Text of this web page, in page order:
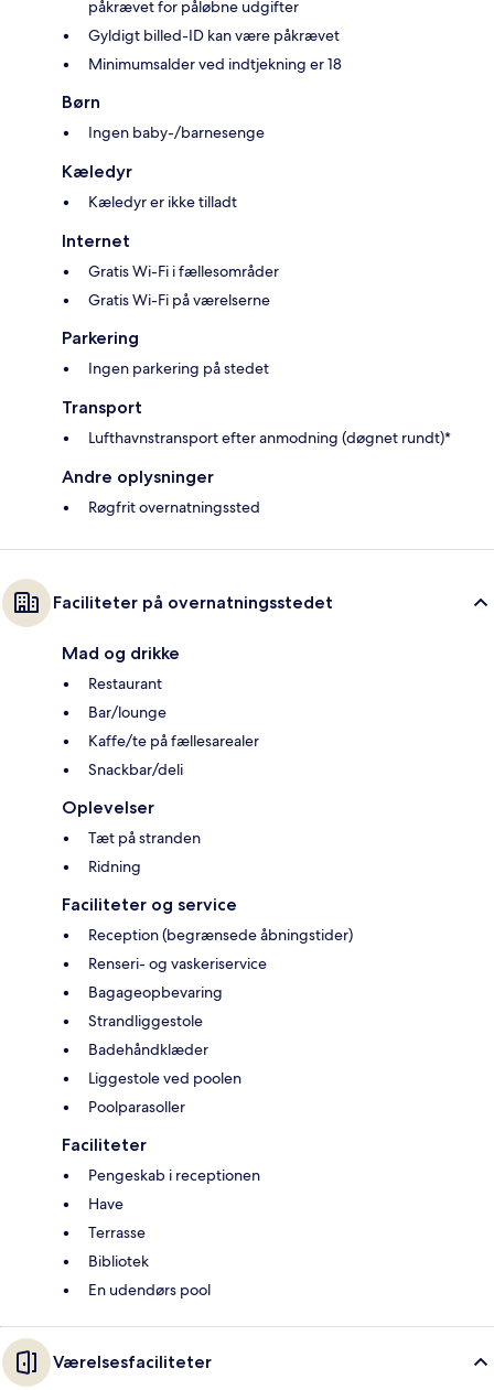
påkrævet for påløbne udgifter
Gyldigt billed-ID kan være påkrævet
Minimumsalder ved indtjekning er 18
Børn
Ingen baby-/barnesenge
Kæledyr
Kæledyr er ikke tilladt
Internet
Gratis Wi-Fi i fællesområder
Gratis Wi-Fi på værelserne
Parkering
Ingen parkering på stedet
Transport
Lufthavnstransport efter anmodning (døgnet rundt)*
Andre oplysninger
Røgfrit overnatningssted
Faciliteter på overnatningsstedet
Mad og drikke
Restaurant
Bar/lounge
Kaffe/te på fællesarealer
Snackbar/deli
Oplevelser
Tæt på stranden
Ridning
Faciliteter og service
Reception (begrænsede åbningstider)
Renseri- og vaskeriservice
Bagageopbevaring
Strandliggestole
Badehåndklæder
Liggestole ved poolen
Poolparasoller
Faciliteter
Pengeskab i receptionen
Have
Terrasse
Bibliotek
En udendørs pool
Værelsesfaciliteter